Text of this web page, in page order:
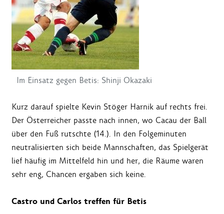
Im Einsatz gegen Betis: Shinji Okazaki
Kurz darauf spielte Kevin Stöger Harnik auf rechts frei.
Der Österreicher passte nach innen, wo Cacau der Ball
über den Fuß rutschte (14.). In den Folgeminuten
neutralisierten sich beide Mannschaften, das Spielgerät
lief häufig im Mittelfeld hin und her, die Räume waren
sehr eng, Chancen ergaben sich keine.
Castro und Carlos treffen für Betis